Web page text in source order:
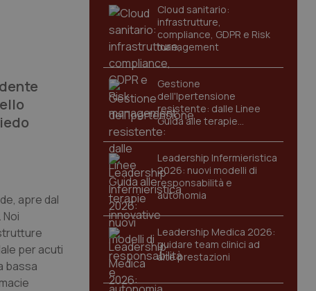
apre dal
per acuti
bassa
Cloud sanitario:
infrastrutture,
compliance, GDPR e Risk
management
Gestione
dell'Ipertensione
resistente: dalle Linee
Guida alle terapie
innovative
Leadership Infermieristica
2026: nuovi modelli di
responsabilità e
autonomia
Leadership Medica 2026:
guidare team clinici ad
alte prestazioni